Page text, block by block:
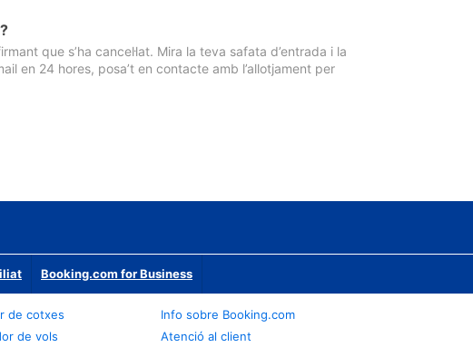
que s’ha cancel·lat. Mira la teva safata d’entrada i la
en 24 hores, posa’t en contacte amb l’allotjament per
Booking.com for Business
de cotxes
de vols
Info sobre Booking.com
Atenció al client